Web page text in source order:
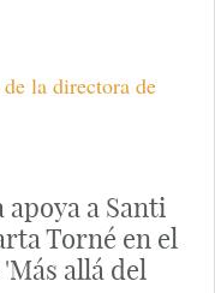
la directora de
apoya a Santi
Torné en el
allá del